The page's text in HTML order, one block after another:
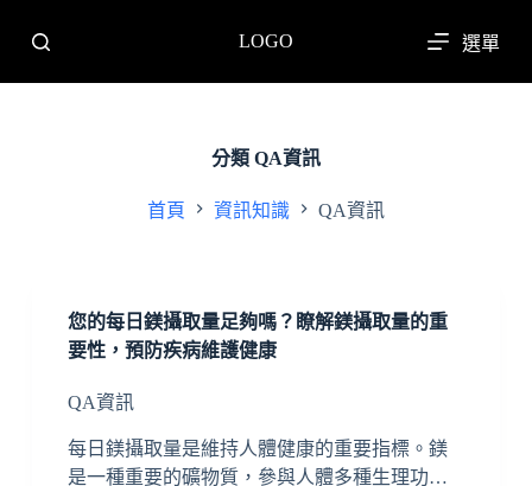
至
主
LOGO 選單
分類QA資訊
首頁 資訊知識 QA資訊
您的每日鎂攝取量足夠嗎？瞭解鎂攝取量的重
要性，預防疾病維護健康
QA資訊
每日鎂攝取量是維持人體健康的重要指標。鎂
是一種重要的礦物質，參與人體多種生理功…